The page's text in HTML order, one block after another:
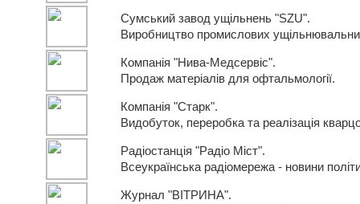
Сумський завод ущільнень "SZU".
Виробництво промислових
Компанія "Нива-Медсервіс".
Продаж матеріалів для офтальмології.
Компанія "Старк".
Видобуток, переробка та реалізація
Радіостанція "Радіо Міст".
Всеукраїнська радіомережа - новини
Журнал "ВІТРИНА".